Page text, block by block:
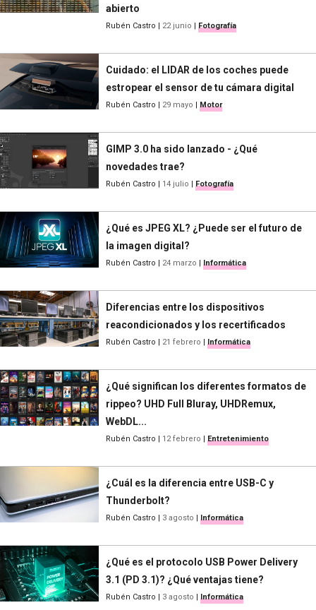
abierto
Rubén Castro 22 junio Fotografía
Cuidado: el LIDAR de los coches puede
estropear el sensor de tu cámara digital
Rubén Castro 29 mayo Motor
GIMP 3.0 ha sido lanzado - ¿Qué
novedades trae?
Rubén Castro 14 julio Fotografía
¿Qué es JPEG XL? ¿Puede ser el futuro de
la imagen digital?
Rubén Castro 24 marzo Informática
Diferencias entre los dispositivos
reacondicionados y los recertificados
Rubén Castro 21 febrero Informática
¿Qué significan los diferentes formatos de
rippeo? UHD Full Bluray, UHDRemux,
WebDL...
Rubén Castro 12 febrero Entretenimiento
¿Cuál es la diferencia entre USB-C y
Thunderbolt?
Rubén Castro 3 agosto Informática
¿Qué es el protocolo USB Power Delivery
3.1 (PD 3.1)? ¿Qué ventajas tiene?
Rubén Castro 3 agosto Informática